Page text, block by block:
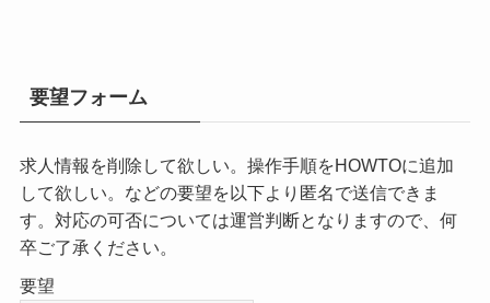
要望フォーム
求人情報を削除して欲しい。操作手順をHOWTOに追加
して欲しい。などの要望を以下より匿名で送信できま
す。対応の可否については運営判断となりますので、何
卒ご了承ください。
要望